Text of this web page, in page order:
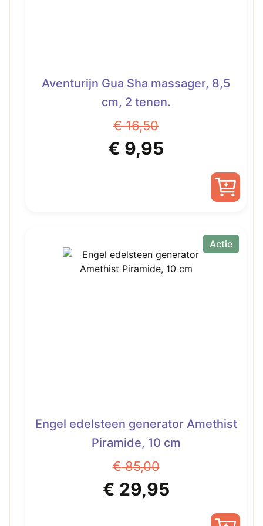
Aventurijn Gua Sha massager, 8,5
cm, 2 tenen.
€16,50
Oorspronkelijke
€ 9,95
€ 9,95.
Actie
Engel edelsteen generator Amethist
Piramide, 10 cm
€85,00
Oorspronkelijke
€ 29,95Huidige